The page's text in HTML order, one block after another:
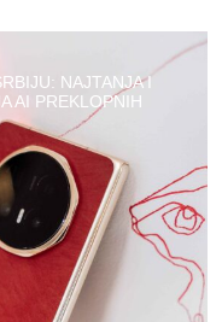
NAJTANJA I
AI PREKLOPNIH